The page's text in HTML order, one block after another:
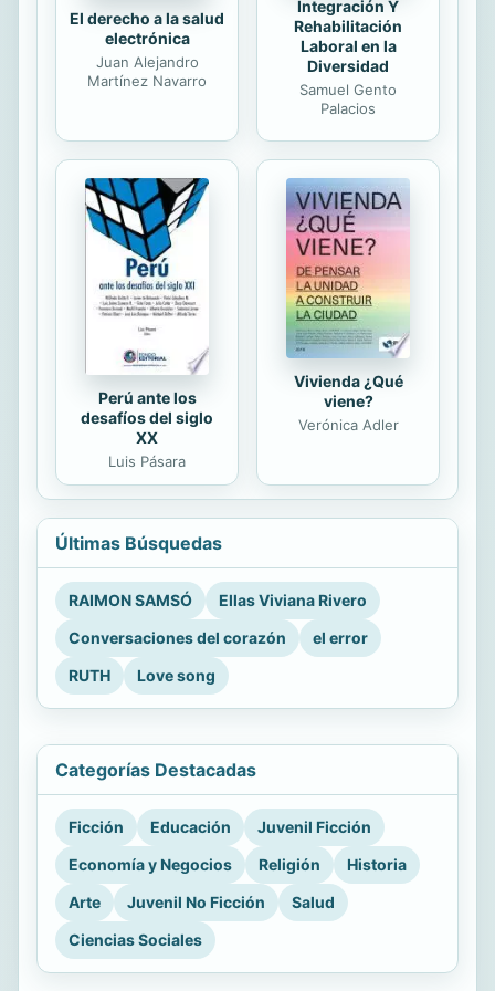
El derecho a la salud
electrónica
Juan Alejandro
Martínez Navarro
Integración Y
Rehabilitación
Laboral en la
Diversidad
Samuel Gento
Palacios
Perú ante los
desafíos del siglo
XX
Luis Pásara
Vivienda ¿Qué
viene?
Verónica Adler
Últimas Búsquedas
RAIMON SAMSÓ
Ellas Viviana Rivero
Conversaciones del corazón
el error
RUTH
Love song
Categorías Destacadas
Ficción Educación
Juvenil Ficción
Economía y Negocios
Religión
Historia
Arte
Juvenil No Ficción
Salud
Ciencias Sociales